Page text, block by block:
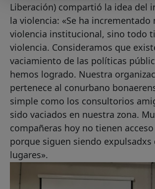
Liberación) compartió la idea del
la violencia: «Se ha incrementado
violencia institucional, sino todo
violencia. Consideramos que
vaciamiento de las políticas
hemos logrado. Nuestra
pertenece al conurbano
simple como los consultorios
sido vaciados en nuestra zona.
compañeras hoy no tienen
porque siguen siendo expulsadxs
lugares».